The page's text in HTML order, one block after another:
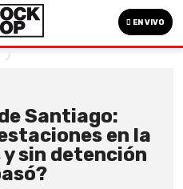
EN VIVO
Santiago:
en la
sin detención